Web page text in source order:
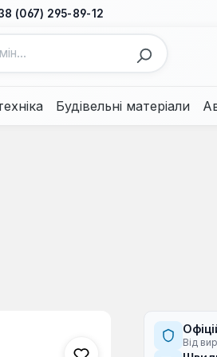
(067) 295-89-12
Будівельні матеріали
Від